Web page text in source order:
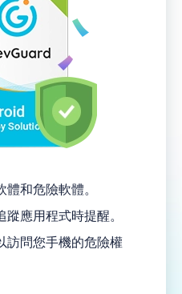
和危險軟體。
應用程式時提醒。
訪問您手機的危險權